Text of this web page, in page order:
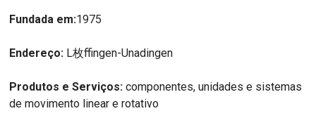
Fundada em:1975
Endereço: L枚ffingen-Unadingen
Produtos e Serviços: componentes, unidades e sistemas
de movimento linear e rotativo